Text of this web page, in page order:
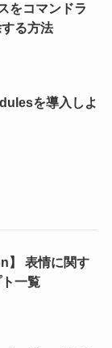
をコマンドラ
る方法
を導入しよ
】 表情に関す
一覧